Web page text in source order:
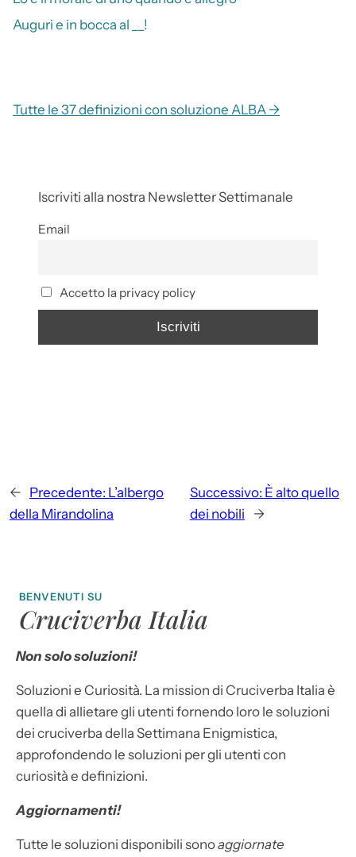
Auguri e in bocca al __!
Tutte le 37 definizioni con soluzione ALBA →
Iscriviti alla nostra Newsletter Settimanale
Email
Accetto la privacy policy
← Precedente: L’albergo
della Mirandolina
Successivo: È alto quello
dei nobili
→
BENVENUTI SU
Cruciverba Italia
Non solo soluzioni!
Soluzioni e Curiosità. La mission di Cruciverba Italia è
quella di allietare gli utenti fornendo loro le soluzioni
dei cruciverba della Settimana Enigmistica,
approfondendo le soluzioni per gli utenti con
curiosità e definizioni.
Aggiornamenti!
Tutte le soluzioni disponibili sonoaggiornate